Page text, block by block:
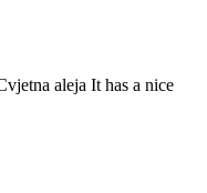
aleja It has a nice